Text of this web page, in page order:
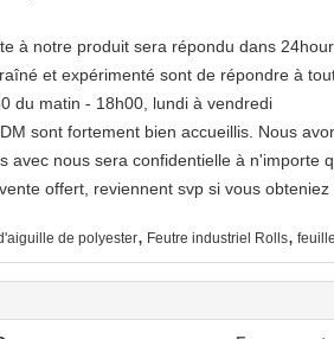
à notre produit sera répondu dans
et expérimenté sont de répondre à
du matin - 18h00, lundi à vendredi
sont fortement bien accueillis. Nous
avec nous sera confidentielle à n'importe
offert, reviennent svp si vous
de polyester, Feutre industriel Rolls,